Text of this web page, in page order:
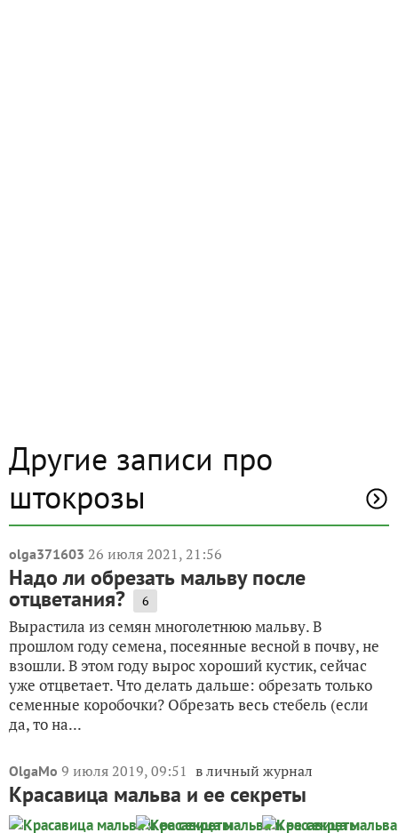
Другие записи про
штокрозы
olga371603 26 июля 2021, 21:56
Надо ли обрезать мальву после
отцветания? 6
Вырастила из семян многолетнюю мальву. В
прошлом году семена, посеянные весной в почву, не
взошли. В этом году вырос хороший кустик, сейчас
уже отцветает. Что делать дальше: обрезать только
семенные коробочки? Обрезать весь стебель (если
да, то на...
OlgaMo 9 июля 2019, 09:51 в личный журнал
Красавица мальва и ее секреты